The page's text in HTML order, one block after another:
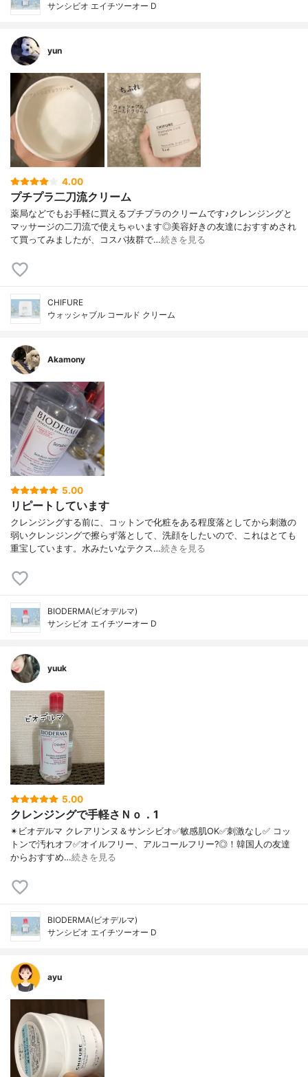
サンシビオ エイチツーオー D
yun
4.00
プチプラ二刀流クリーム
薬局などでもお手軽に買えるプチプラのクリームです♪クレンジングと
マッサージの二刀流で使えちゃいます◎美容好きの友達におすすめされ
て買ってみましたが、コスパ抜群で…続きを見る
CHIFURE
ウォッシャブル コールド クリーム
Akamony
5.00
リピートしています
クレンジングする前に、コットンで化粧をある程度落としてから刺激の
弱いクレンジングで擦らず落として、洗顔をしたいので、これはとても
重宝しています。水みたいなテクス…続きを見る
BIODERMA(ビオデルマ)
サンシビオ エイチツーオー D
yuuk
5.00
クレンジングで手軽さＮｏ．1
✴ビオデルマ クレアリンヌ＆サンシビオ ✅敏感肌OK ✅刺激なし ✅ コッ
トンで汚れオフ ✅オイルフリー、アルコールフリー?◎！ 韓国人の友達
からおすすめ…続きを見る
BIODERMA(ビオデルマ)
サンシビオ エイチツーオー D
ayu